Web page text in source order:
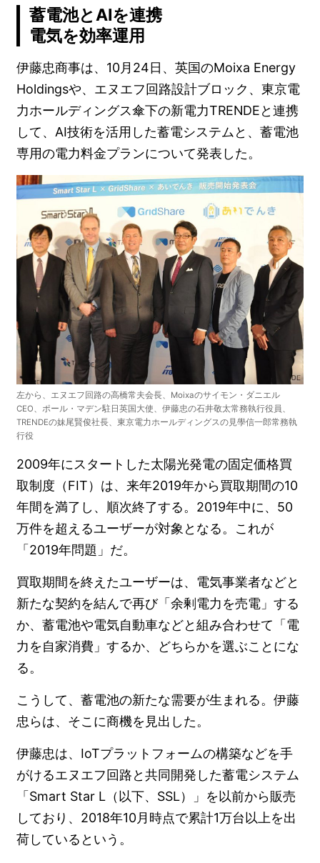
蓄電池とAIを連携
電気を効率運用
伊藤忠商事は、10月24日、英国のMoixa Energy
Holdingsや、エヌエフ回路設計ブロック、東京電
力ホールディングス傘下の新電力TRENDEと連携
して、AI技術を活用した蓄電システムと、蓄電池
専用の電力料金プランについて発表した。
左から、エヌエフ回路の高橋常夫会長、Moixaのサイモン・ダニエル
CEO、ポール・マデン駐日英国大使、伊藤忠の石井敬太常務執行役員、
TRENDEの妹尾賢俊社長、東京電力ホールディングスの見學信一郎常務執
行役
2009年にスタートした太陽光発電の固定価格買
取制度（FIT）は、来年2019年から買取期間の10
年間を満了し、順次終了する。2019年中に、50
万件を超えるユーザーが対象となる。これが
「2019年問題」だ。
買取期間を終えたユーザーは、電気事業者などと
新たな契約を結んで再び「余剰電力を売電」する
か、蓄電池や電気自動車などと組み合わせて「電
力を自家消費」するか、どちらかを選ぶことにな
る。
こうして、蓄電池の新たな需要が生まれる。伊藤
忠らは、そこに商機を見出した。
伊藤忠は、IoTプラットフォームの構築などを手
がけるエヌエフ回路と共同開発した蓄電システム
「Smart Star L（以下、SSL）」を以前から販売
しており、2018年10月時点で累計1万台以上を出
荷しているという。